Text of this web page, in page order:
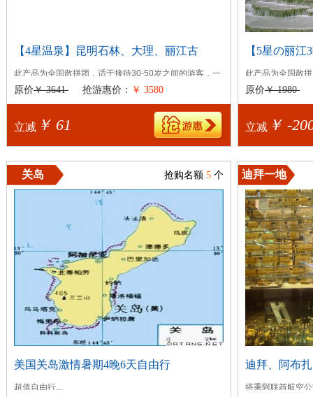
【4星温泉】昆明石林、大理、丽江古
此产品为全国散拼团，适于接待30-50岁之间的游客，一
次单批报名限4人以下，可带13-29岁和5...
出发日期：星期一,星期二,星期三,星期四,星期五
原价￥ 3641 抢游惠价： ￥ 3580
立减 ￥ 61
【5星の丽
此产品为全国散
次单批报名限8人
出发日期：星期
原价￥ 1980
立减 ￥ -
关岛 抢购名额 5 个
美国关岛激情暑期4晚6天自由行
超值自由行...
迪拜一地
迪拜、阿布
搭乘阿联酋航空